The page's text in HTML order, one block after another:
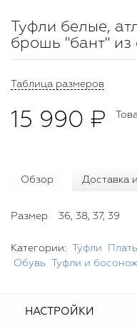
Туфли белые,
брошь "бант" из
Таблица размеров
15 990 ₽
Обзор Доставка
Размер 36, 38, 37, 39
Категории: Туфли
Обувь
Туфли и
НАСТРОЙКИ